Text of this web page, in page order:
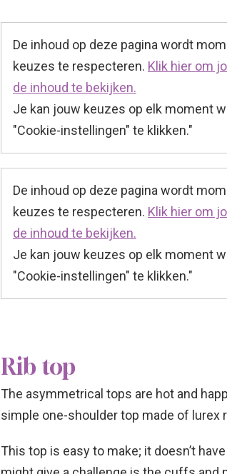
De inhoud op deze pagina wordt
keuzes te respecteren. Klik hier om
de inhoud te bekijken.
Je kan jouw keuzes op elk moment
"Cookie-instellingen" te klikken."
De inhoud op deze pagina wordt
keuzes te respecteren. Klik hier om
de inhoud te bekijken.
Je kan jouw keuzes op elk moment
"Cookie-instellingen" te klikken."
Rib top
The asymmetrical tops are hot and
simple one-shoulder top made of lurex
This top is easy to make; it doesn’t